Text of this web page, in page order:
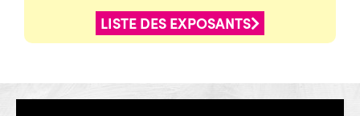
LISTE DES EXPOSANTS